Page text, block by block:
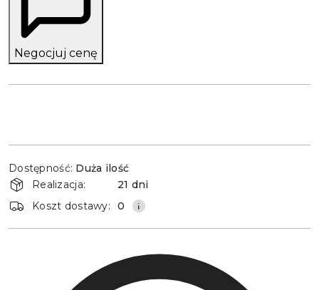
Negocjuj cenę
i
dostawa
Dostępność: Duża ilość
Realizacja:
21 dni
Koszt dostawy:
0